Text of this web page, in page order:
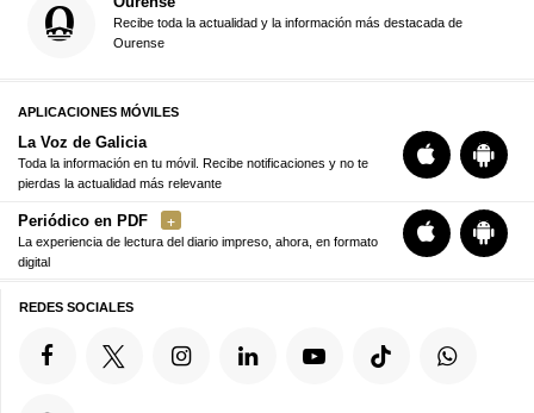
Recibe toda la actualidad y la información más destacada de
Ourense
APLICACIONES MÓVILES
La Voz de Galicia
Toda la información en tu móvil. Recibe notificaciones y no te
pierdas la actualidad más relevante
Periódico en PDF
La experiencia de lectura del diario impreso, ahora, en formato
digital
REDES SOCIALES